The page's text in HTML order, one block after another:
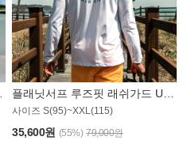
사이즈 S(95)~XXL(115)
35,600원 (55%) 79,000원